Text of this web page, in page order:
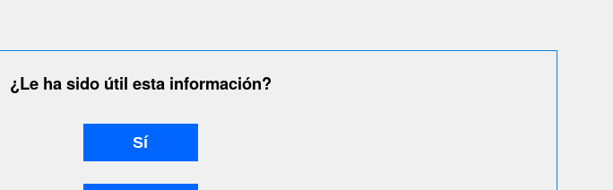
¿Le ha sido útil esta información?